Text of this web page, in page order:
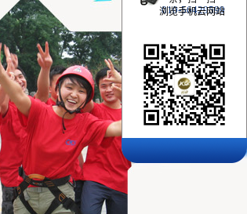
010-56429599
浏览手机云网站